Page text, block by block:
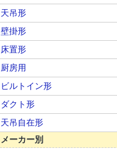
天吊形
壁掛形
床置形
厨房用
ビルトイン形
ダクト形
天吊自在形
メーカー別